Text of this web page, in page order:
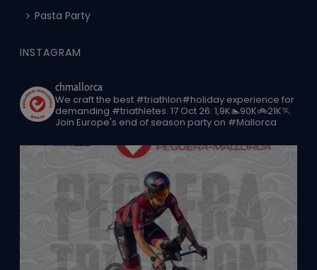
Pasta Party
INSTAGRAM
chmallorca
We craft the best #triathlon#holiday experience for
demanding #triathletes. 17 Oct 26: 1,9K🏊90K🚲21K🏃
Join Europe's end of season party on #Mallorca